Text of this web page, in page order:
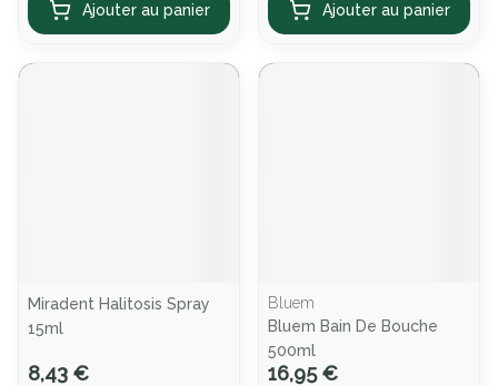
Ajouter au panier Ajouter au panier
Miradent Halitosis Spray
15ml
8,43 €
Bluem
Bluem Bain De Bouche
500ml
16,95 €